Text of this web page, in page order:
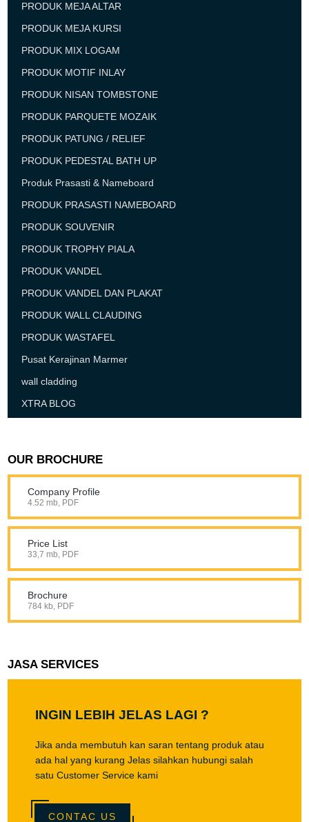
PRODUK MEJA ALTAR
PRODUK MEJA KURSI
PRODUK MIX LOGAM
PRODUK MOTIF INLAY
PRODUK NISAN TOMBSTONE
PRODUK PARQUETE MOZAIK
PRODUK PATUNG / RELIEF
PRODUK PEDESTAL BATH UP
Produk Prasasti & Nameboard
PRODUK PRASASTI NAMEBOARD
PRODUK SOUVENIR
PRODUK TROPHY PIALA
PRODUK VANDEL
PRODUK VANDEL DAN PLAKAT
PRODUK WALL CLAUDING
PRODUK WASTAFEL
Pusat Kerajinan Marmer
wall cladding
XTRA BLOG
OUR BROCHURE
Company Profile
4.52 mb, PDF
Price List
33,7 mb, PDF
Brochure
784 kb, PDF
JASA SERVICES
INGIN LEBIH JELAS LAGI ?
Jika anda membutuh kan saran tentang produk atau
ada hal yang kurang Jelas silahkan hubungi salah
satu Customer Service kami
CONTAC US